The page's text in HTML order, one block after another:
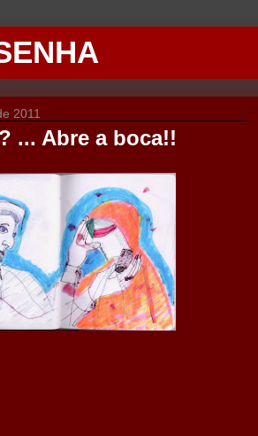
2011
... Abre a boca!!